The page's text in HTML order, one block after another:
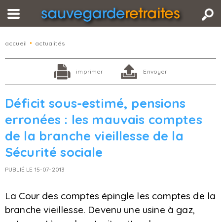
accueil • actualités
imprimer Envoyer
Déficit sous-estimé, pensions
erronées : les mauvais comptes
de la branche vieillesse de la
Sécurité sociale
PUBLIÉ LE 15-07-2013
La Cour des comptes épingle les comptes de la
branche vieillesse. Devenu une usine à gaz,